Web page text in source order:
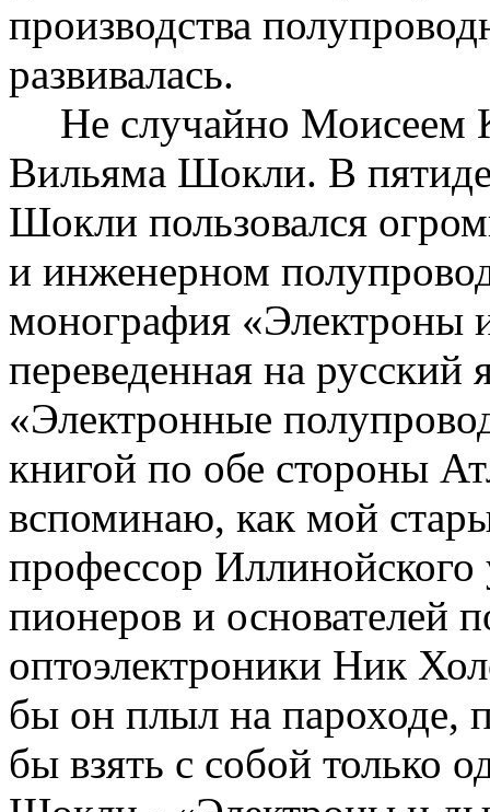
производства
развивалась.
Не случайно Моисеем
Вильяма Шокли. В
Шокли пользовался
и инженерном
монография «Электроны
переведенная на русский
«Электронные
книгой по обе стороны
вспоминаю, как мой
профессор Иллинойского
пионеров и основателей
оптоэлектроники Ник
бы он плыл на пароходе,
бы взять с собой только